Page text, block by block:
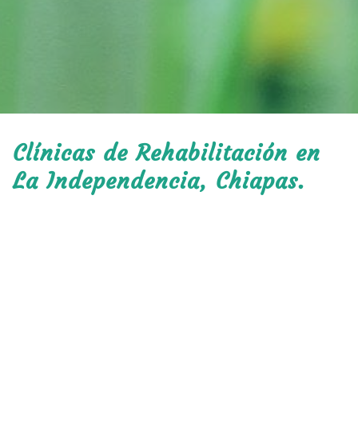
Clínicas de Rehabilitación en
La Independencia, Chiapas.